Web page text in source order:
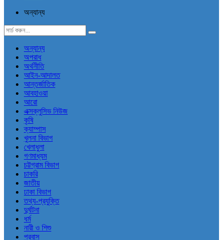
অন্যান্য
অন্যান্য
অপরাধ
অর্থনীতি
আইন-আদালত
আন্তর্জাতিক
আবহাওয়া
আরো
এক্সক্লুসিভ নিউজ
কৃষি
ক্যাম্পাস
খুলনা বিভাগ
খেলাধুলা
গণমাধ্যম
চট্টগ্রাম বিভাগ
চাকরি
জাতীয়
ঢাকা বিভাগ
তথ্য-প্রযুক্তি
দুর্ঘটনা
ধর্ম
নারী ও শিশু
প্রবাস